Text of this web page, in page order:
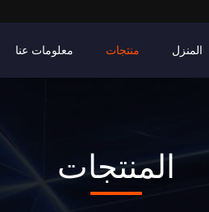
المنزل منتجات معلومات عنا
المنتجات